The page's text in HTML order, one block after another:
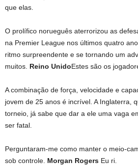
que elas.
O prolífico norueguês aterrorizou as
na Premier League nos últimos quatro
ritmo surpreendente e se tornando um
muitos. Reino UnidoEstes são os
A combinação de força, velocidade e
jovem de 25 anos é incrível. A Inglaterra,
torneio, já sabe que dar a ele uma vaga
ser fatal.
Perguntaram-me como manter o meio-
sob controle. Morgan Rogers Eu ri.